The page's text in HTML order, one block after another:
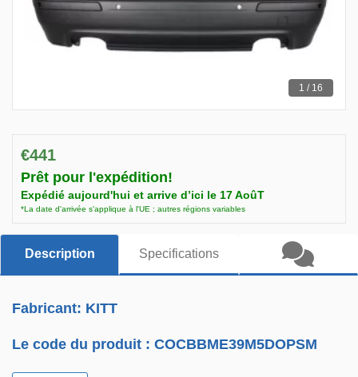
1 / 16
€441
Prêt pour l'expédition!
Expédié aujourd'hui et arrive d’ici le 17 AoûT
*La date d'arrivée s'applique à l'UE ; autres régions variables
Description Specifications
Fabricant: KITT
Le code du produit :COCBBME39M5DOPSM